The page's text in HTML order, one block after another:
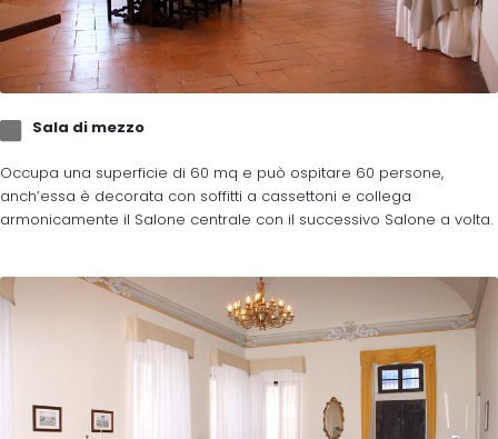
Sala di mezzo
Occupa una superficie di 60 mq e può ospitare 60 persone,
anch’essa è decorata con soffitti a cassettoni e collega
armonicamente il Salone centrale con il successivo Salone a volta.